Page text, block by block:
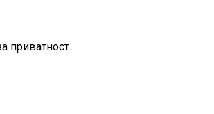
приватност.